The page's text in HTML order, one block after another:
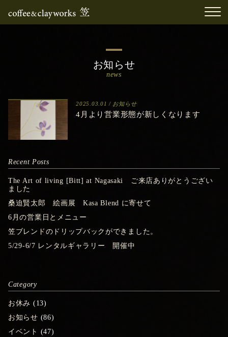
お知らせ
news
2025.03.01 / お知らせ
4月より営業形態が新しくなります
Recent Posts
The Art of living [Bitt] at Nagasaki ご来店ありがとうござい
ました
桑迫賢太郎 絵画展 Kasa Blend に寄せて
6月の営業日とメニュー
笠ブレンドのドリップバックができました。
5/29-6/7 レンタルギャラリー 開催中
Category
お休み (13)
お知らせ (86)
イベント (47)